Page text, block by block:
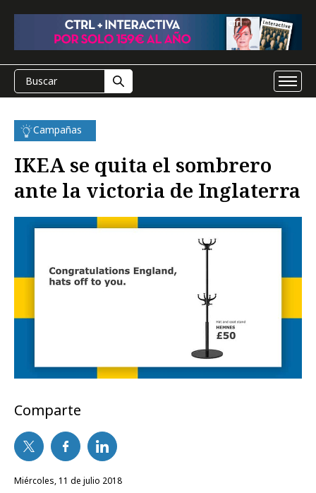
Campañas
IKEA se quita el sombrero
ante la victoria de Inglaterra
Comparte
miércoles, 11 de julio 2018